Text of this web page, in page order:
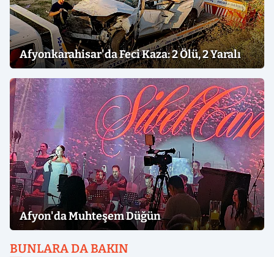
Afyonkarahisar'da Feci Kaza: 2 Ölü, 2 Yaralı
Afyon'da Muhteşem Düğün
BUNLARA DA BAKIN